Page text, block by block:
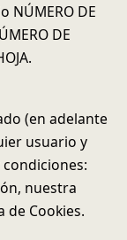
NÚMERO DE
DE
(en adelante
usuario y
nuestra
de Cookies.